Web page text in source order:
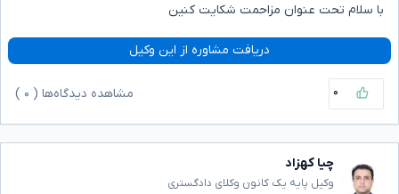
با سلام تحت عنوان مزاحمت شکایت کنین
دریافت مشاوره از این وکیل
۰ مشاهده دیدگاه‌ها ( ۰
چیا کهزاد
وکیل پایه یک کانون وکلای دادگستری